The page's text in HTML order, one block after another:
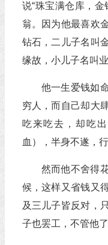
说“珠宝满仓库，
翁。因为他最喜欢
钻石，二儿子名叫
缘故，小儿子名叫业
他一生爱钱如
穷人，而自己却大
吃来吃去，却吃
血），半身不遂，
然而他不舍得
候，这样又省钱又
及三儿子皆反对，
子也罢工，不管他了